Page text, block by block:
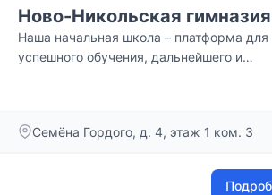
Ново-Никольская гимназия
Наша начальная школа – платформа для
успешного обучения, дальнейшего и
Семёна Гордого, д. 4, этаж 1 ком. 3